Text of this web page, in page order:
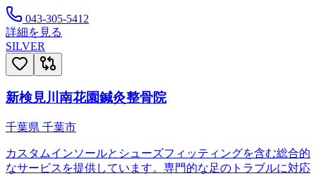
043-305-5412
詳細を見る
SILVER
新検見川南花園鍼灸整骨院
千葉県 千葉市
カスタムインソールとシューズフィッティングを含む総合的
なサービスを提供しています。専門的な足のトラブルに対応